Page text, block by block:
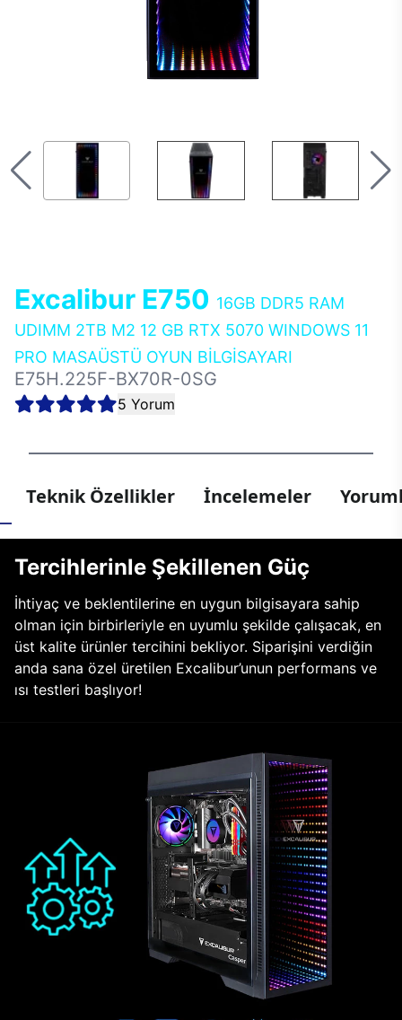
Excalibur E750 16GB DDR5 RAM
UDIMM 2TB M2 12 GB RTX 5070 WINDOWS 11
PRO MASAÜSTÜ OYUN BİLGİSAYARI
E75H.225F-BX70R-0SG
5 Yorum
Teknik Özellikler İncelemeler
Tercihlerinle Şekillenen Güç
İhtiyaç ve beklentilerine en uygun bilgisayara sahip
olman için birbirleriyle en uyumlu şekilde çalışacak, en
üst kalite ürünler tercihini bekliyor. Siparişini verdiğin
anda sana özel üretilen Excalibur’unun performans ve
ısı testleri başlıyor!